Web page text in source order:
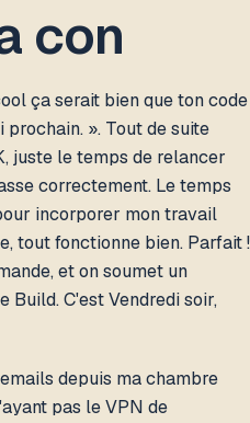
con
ça serait bien que ton code
». Tout de suite
juste le temps de relancer
correctement. Le temps
incorporer mon travail
tout fonctionne bien. Parfait !
et on soumet un
Build. C'est Vendredi soir,
depuis ma chambre
pas le VPN de